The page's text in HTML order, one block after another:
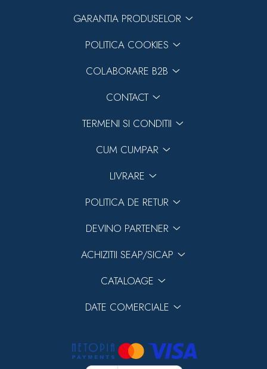
GARANTIA PRODUSELOR
POLITICA COOKIES
COLABORARE B2B
CONTACT
TERMENI SI CONDITII
CUM CUMPAR
LIVRARE
POLITICA DE RETUR
DEVINO PARTENER
ACHIZITII SEAP/SICAP
CATALOAGE
DATE COMERCIALE